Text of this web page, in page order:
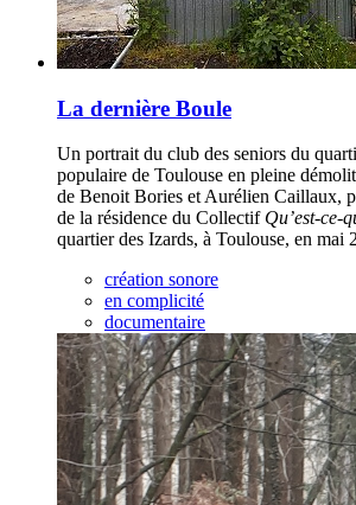
La dernière Boule
Un portrait du club des seniors du
populaire de Toulouse en pleine
de Benoit Bories et Aurélien Caillaux,
de la résidence du Collectif Qu’est-ce-
quartier des Izards, à Toulouse, en mai
création sonore
en complicité
documentaire